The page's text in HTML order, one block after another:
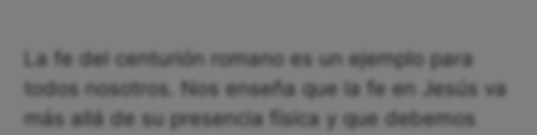
La fe del centurión romano es un ejemplo para
todos nosotros. Nos enseña que la fe en Jesús va
más allá de su presencia física y que debemos